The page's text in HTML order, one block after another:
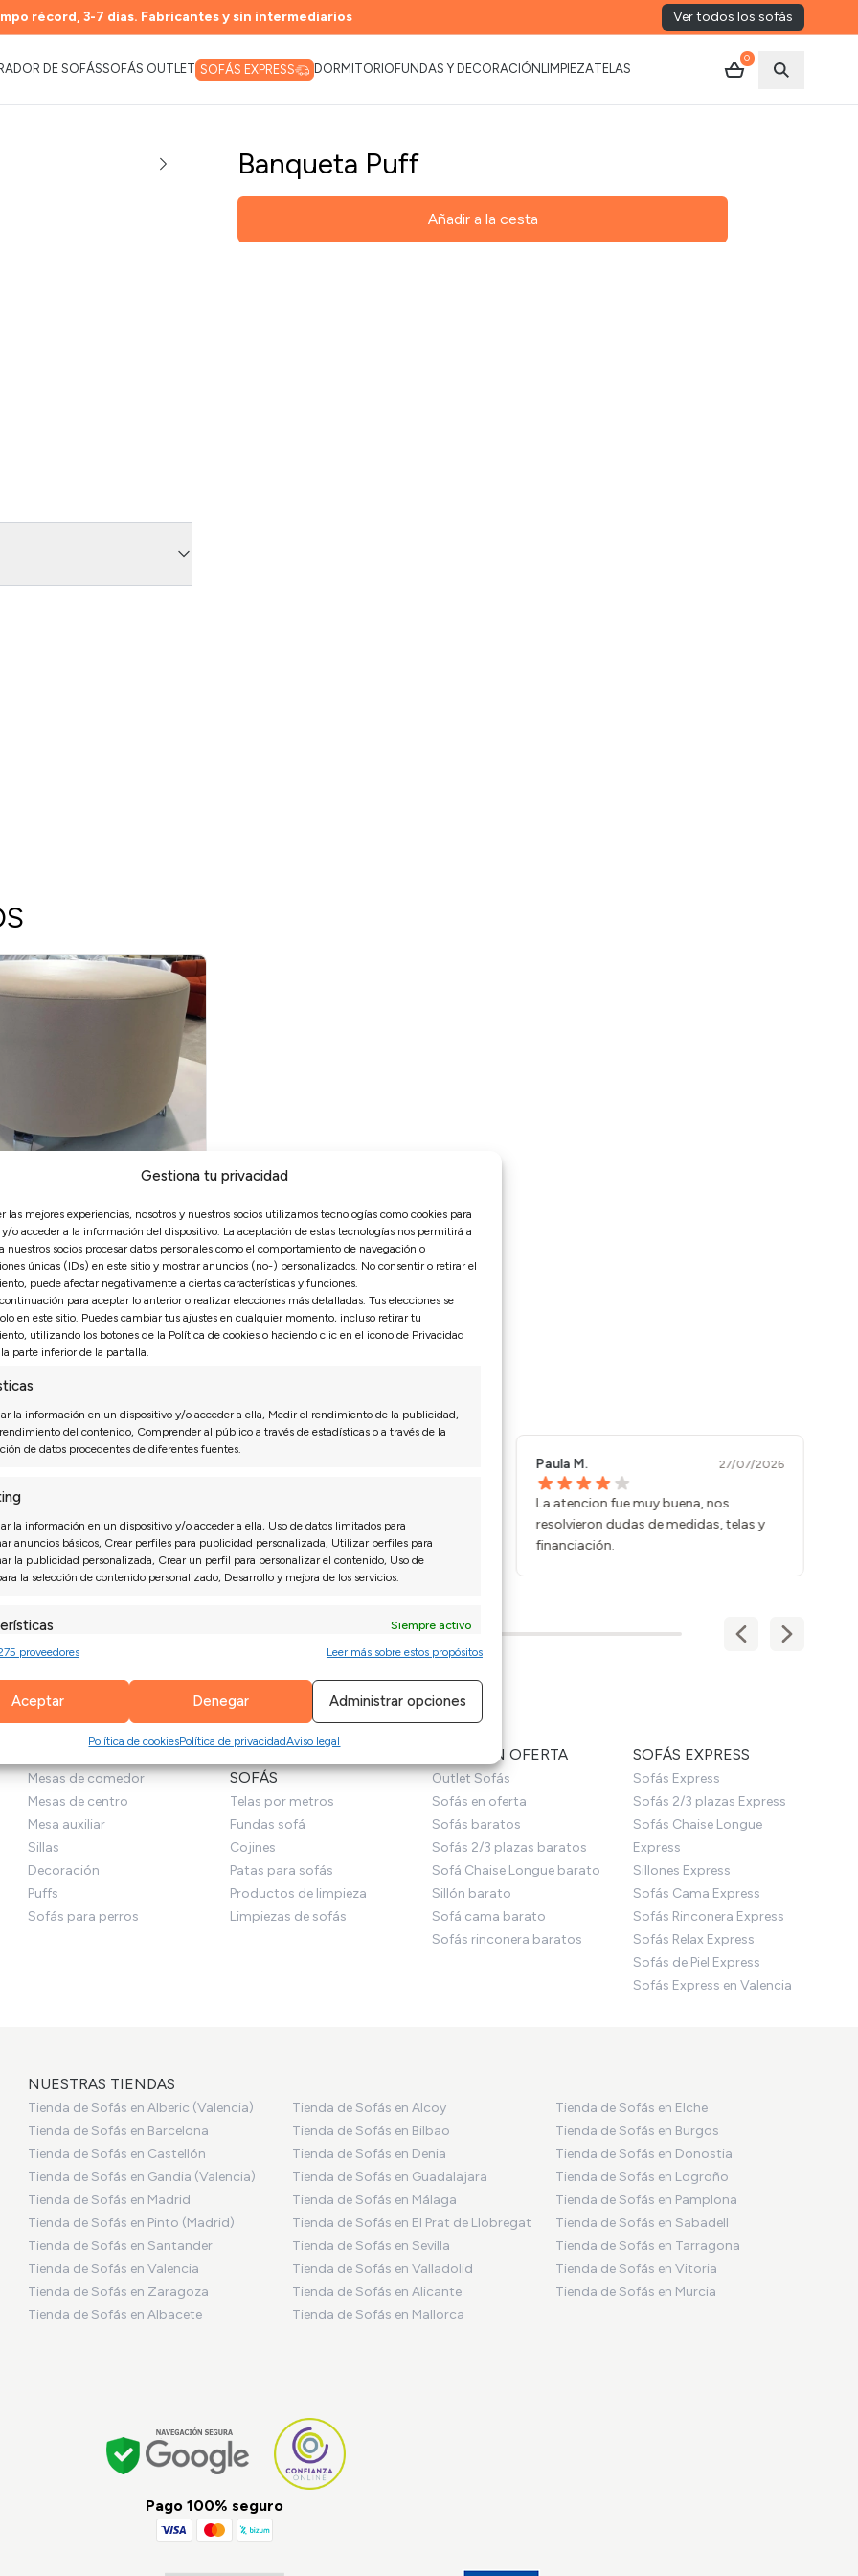
Gestiona tu privacidad
las mejores experiencias, nosotros y nuestros socios utilizamos tecnologías como cookies para
o acceder a la información del dispositivo. La aceptación de estas tecnologías nos permitirá a
nuestros socios procesar datos personales como el comportamiento de navegación o
únicas (IDs) en este sitio y mostrar anuncios (no-) personalizados. No consentir o retirar el
puede afectar negativamente a ciertas características y funciones.
para aceptar lo anterior o realizar elecciones más detalladas. Tus elecciones se
en este sitio. Puedes cambiar tus ajustes en cualquier momento, incluso retirar tu
utilizando los botones de la Política de cookies o haciendo clic en el icono de Privacidad
parte inferior de la pantalla.
la información en un dispositivo y/o acceder a ella, Medir el rendimiento de la publicidad,
del contenido, Comprender al público a través de estadísticas o a través de la
de datos procedentes de diferentes fuentes.
la información en un dispositivo y/o acceder a ella, Uso de datos limitados para
anuncios básicos, Crear perfiles para publicidad personalizada, Utilizar perfiles para
la publicidad personalizada, Crear un perfil para personalizar el contenido, Uso de
la selección de contenido personalizado, Desarrollo y mejora de los servicios.
Siempre activo
de datos procedentes de otras fuentes de información,
transmitida de forma automática.
la seguridad, evitar y detectar fraudes, y eliminar
proveedores Leer más sobre estos propósitos
Aceptar Denegar Administrar opciones
Política de cookiesPolítica de privacidadAviso legal
récord, 3-7 días. Fabricantes y sin intermediarios Ver todos los sofás
DE SOFÁSSOFÁS OUTLET SOFÁS EXPRESS DORMITORIO FUNDAS Y DECORACIÓN LIMPIEZATELAS
0
Banqueta Puff
Añadir a la cesta
puntual y el montaje
mañana ya teníamos el
que al principio no habíamos pensado y
ha quedado perfecta.
Paula M. 27/07/2026
La atencion fue muy buena, nos
resolvieron dudas de medidas, telas y
financiación.
Mesas de comedor
Mesas de centro
Mesa auxiliar
Sillas
Decoración
Puffs
Sofás para perros
SOFÁS
Telas por metros
Fundas sofá
Cojines
Patas para sofás
Productos de limpieza
Limpiezas de sofás
SOFÁS EN OFERTA
Outlet Sofás
Sofás en oferta
Sofás baratos
Sofás 2/3 plazas baratos
Sofá Chaise Longue barato
Sillón barato
Sofá cama barato
Sofás rinconera baratos
SOFÁS EXPRESS
Sofás Express
Sofás 2/3 plazas Express
Sofás Chaise Longue
Express
Sillones Express
Sofás Cama Express
Sofás Rinconera Express
Sofás Relax Express
Sofás de Piel Express
Sofás Express en Valencia
NUESTRAS TIENDAS
Tienda de Sofás en Alberic (Valencia) Tienda de Sofás en Alcoy
Tienda de Sofás en Elche
Tienda de Sofás en Barcelona
Tienda de Sofás en Bilbao
Tienda de Sofás en Burgos
Tienda de Sofás en Castellón
Tienda de Sofás en Denia
Tienda de Sofás en Donostia
Tienda de Sofás en Gandia (Valencia)
Tienda de Sofás en Guadalajara
Tienda de Sofás en Logroño
Tienda de Sofás en Madrid
Tienda de Sofás en Málaga
Tienda de Sofás en Pamplona
Tienda de Sofás en Pinto (Madrid)
Tienda de Sofás en El Prat de Llobregat
Tienda de Sofás en Sabadell
Tienda de Sofás en Santander
Tienda de Sofás en Sevilla
Tienda de Sofás en Tarragona
Tienda de Sofás en Valencia
Tienda de Sofás en Valladolid
Tienda de Sofás en Vitoria
Tienda de Sofás en Zaragoza
Tienda de Sofás en Alicante
Tienda de Sofás en Murcia
Tienda de Sofás en Albacete
Tienda de Sofás en Mallorca
Pago 100% seguro